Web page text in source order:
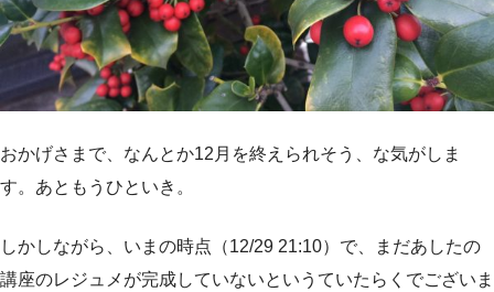
おかげさまで、なんとか12月を終えられそう、な気がしま
す。あともうひといき。
しかしながら、いまの時点（12/29 21:10）で、まだあしたの
講座のレジュメが完成していないというていたらくでございま